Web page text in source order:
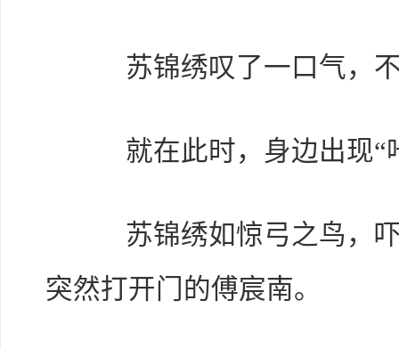
苏锦绣叹了一口气，不
就在此时，身边出现“
苏锦绣如惊弓之鸟，吓
突然打开门的傅宸南。